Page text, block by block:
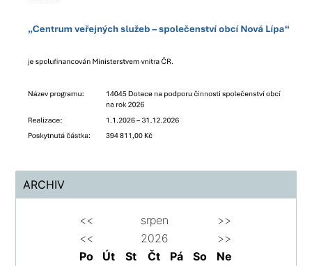
ARCHIV
<< srpen
>>
<<
2026
>>
Po
Út St Čt Pá So
Ne